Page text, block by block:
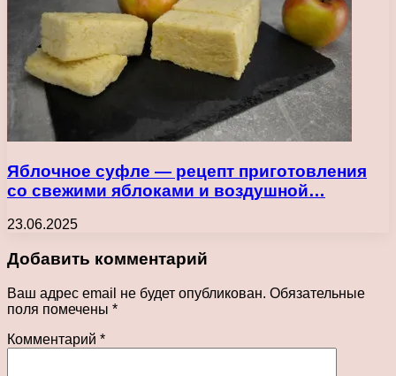
Яблочное суфле — рецепт приготовления
со свежими яблоками и воздушной…
23.06.2025
Добавить комментарий
Ваш адрес email не будет опубликован. Обязательные
поля помечены *
Комментарий *